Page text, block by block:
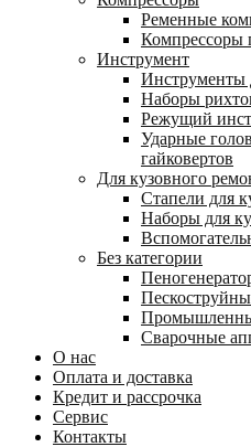
Ременные
Компрессоры
Инструмент
Инструменты
Наборы
Режущий
Ударные
гайковертов
Для кузовного
Стапели для
Наборы для
Без категории
Сварочные
О нас
Оплата и доставка
Кредит и рассрочка
Сервис
Контакты